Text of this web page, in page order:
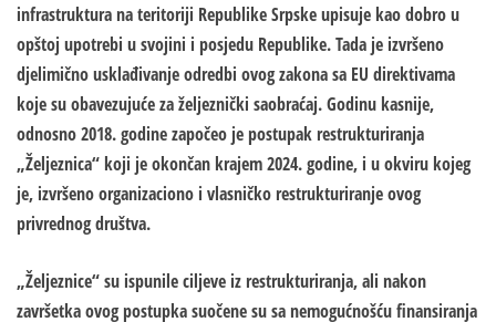
infrastruktura na teritoriji Republike Srpske upisuje kao dobro u
opštoj upotrebi u svojini i posjedu Republike. Tada je izvršeno
djelimično usklađivanje odredbi ovog zakona sa EU direktivama
koje su obavezujuće za željeznički saobraćaj. Godinu kasnije,
odnosno 2018. godine započeo je postupak restrukturiranja
„Željeznica“ koji je okončan krajem 2024. godine, i u okviru kojeg
je, izvršeno organizaciono i vlasničko restrukturiranje ovog
privrednog društva.
„Željeznice“ su ispunile ciljeve iz restrukturiranja, ali nakon
završetka ovog postupka suočene su sa nemogućnošću finansiranja